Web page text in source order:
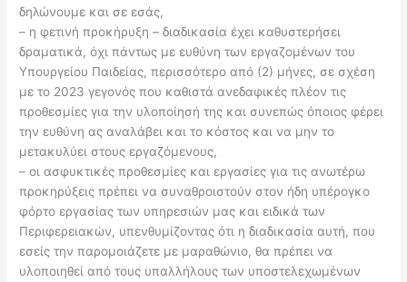
δηλώνουμε και σε εσάς,
– η φετινή προκήρυξη – διαδικασία έχει καθυστερήσει
δραματικά, όχι πάντως με ευθύνη των εργαζομένων του
Υπουργείου Παιδείας, περισσότερο από (2) μήνες, σε σχέση
με το 2023 γεγονός που καθιστά ανεδαφικές πλέον τις
προθεσμίες για την υλοποίησή της και συνεπώς όποιος φέρει
την ευθύνη ας αναλάβει και το κόστος και να μην το
μετακυλύει στους εργαζόμενους,
– οι ασφυκτικές προθεσμίες και εργασίες για τις ανωτέρω
προκηρύξεις πρέπει να συναθροιστούν στον ήδη υπέρογκο
φόρτο εργασίας των υπηρεσιών μας και ειδικά των
Περιφερειακών, υπενθυμίζοντας ότι η διαδικασία αυτή, που
εσείς την παρομοιάζετε με μαραθώνιο, θα πρέπει να
υλοποιηθεί από τους υπαλλήλους των υποστελεχωμένων